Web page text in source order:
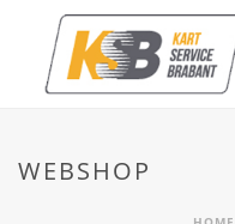
WEBSHOP